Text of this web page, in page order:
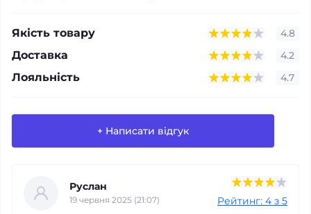
Якість товару 4.8
Доставка 4.2
Лояльність 4.7
+ Написати відгук
Руслан
19 червня 2025 (21:07) Рейтинг: 4 з 5